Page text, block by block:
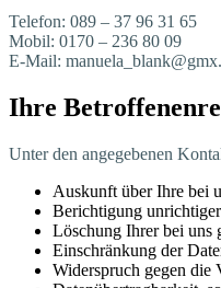
Tele­fon: 089 – 37 96 31 65
Mobil: 0170 – 236 80 09
E-Mail:
Ihre
Unter den ange­ge­be­nen
Aus­kunft über Ihre bei
Berich­ti­gung
Löschung Ihrer bei uns
Ein­schrän­kung der
Wider­spruch gegen